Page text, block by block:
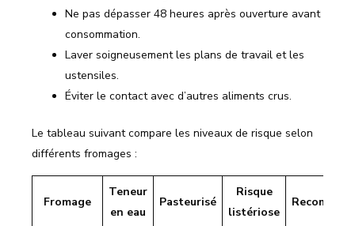
Ne pas dépasser 48 heures après ouverture avant
consommation.
Laver soigneusement les plans de travail et les
ustensiles.
Éviter le contact avec d’autres aliments crus.
Le tableau suivant compare les niveaux de risque selon
différents fromages :
Fromage
Teneur
en eau
Pasteurisé
Risque
listériose